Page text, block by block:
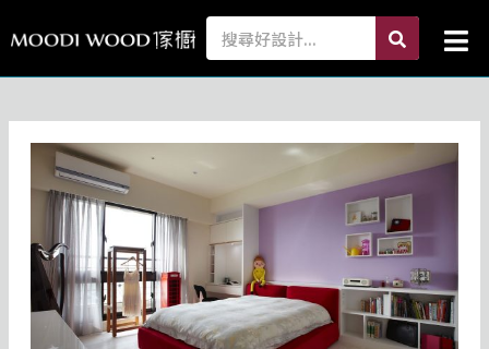
至
內
Search search